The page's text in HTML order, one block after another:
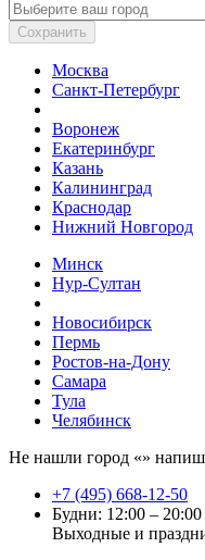
Сохранить
Москва
Санкт-Петербург
Воронеж
Екатеринбург
Казань
Калининград
Краснодар
Нижний Новгород
Минск
Нур-Султан
Новосибирск
Пермь
Ростов-на-Дону
Самара
Тула
Челябинск
Не нашли город «»
+7 (495) 668-12-50
Будни: 12:00 – 20:00
Выходные и